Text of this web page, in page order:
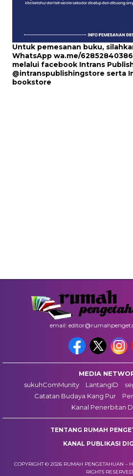
Untuk pemesanan buku,
WhatsApp wa.me/
melalui facebook Intrans
@intranspublishingstore serta
bookstore
email:
MEDIA
sukuhComMunity
LantangID
Catatan Budaya Kang Pur
Kanal Penerbitan
TENTANG RUMAH
KANAL PUBLIKASI
COPYRIGHT © 2026 RUMAH PENGETAHUAN –
RIGHTS RESERVED